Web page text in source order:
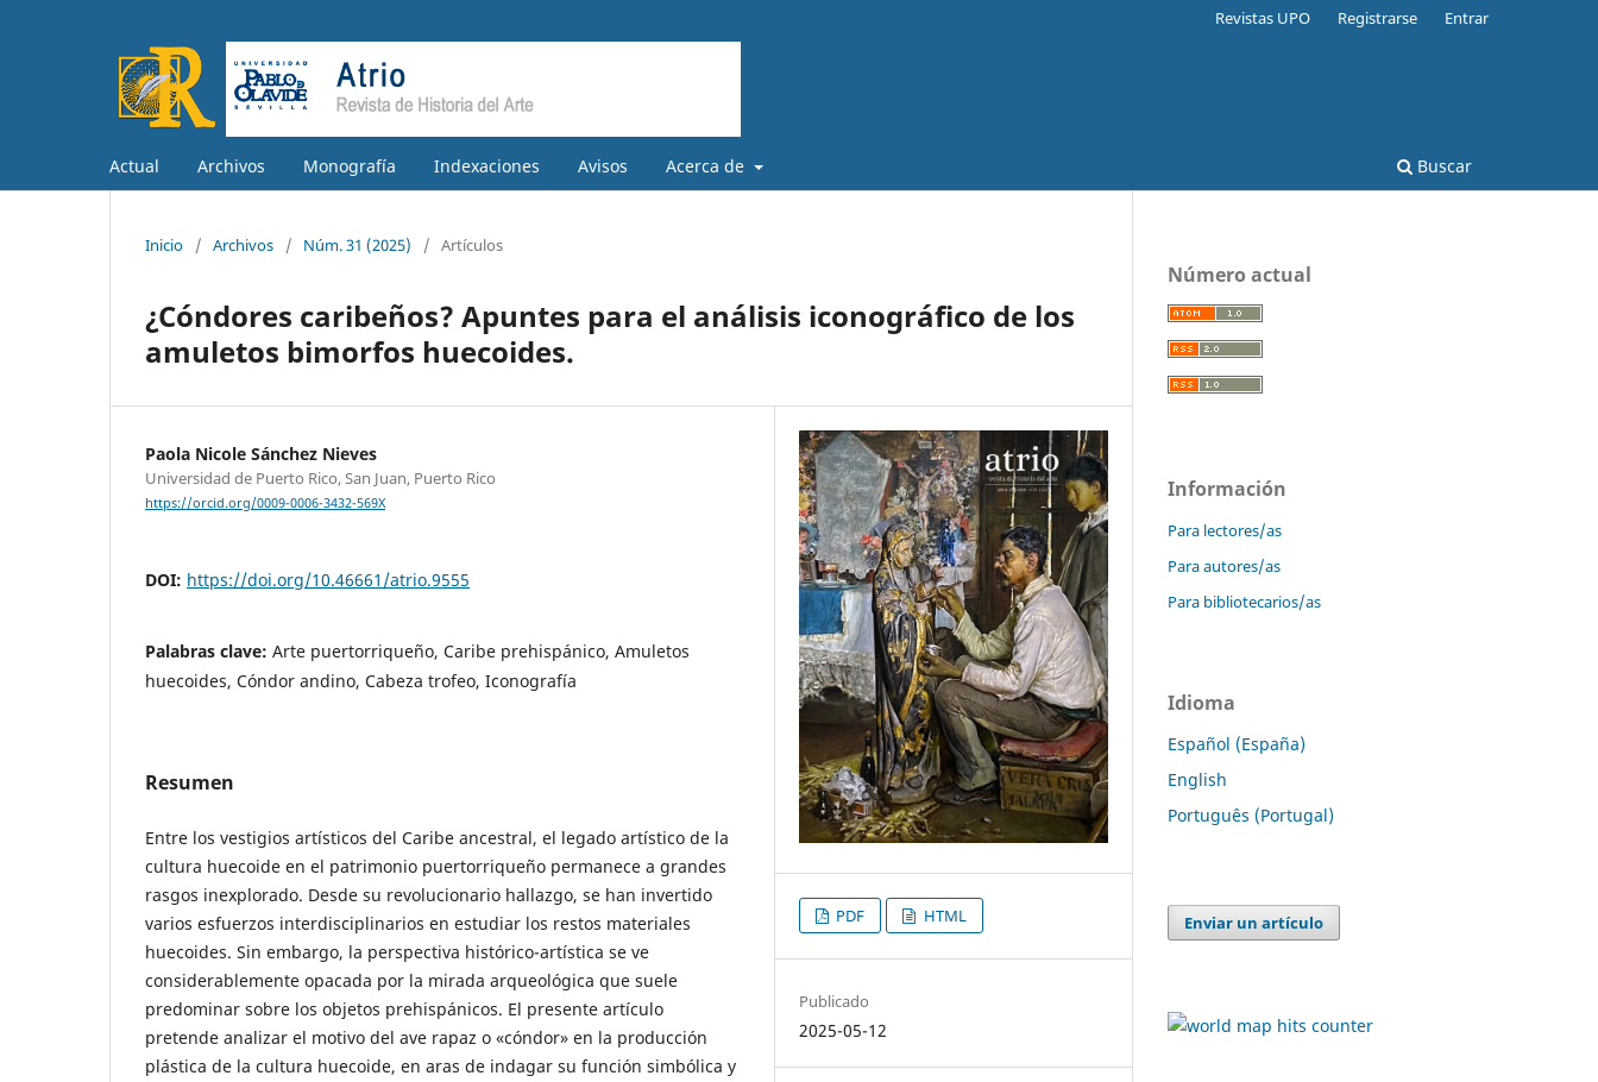
Actual Archivos Monografía Indexaciones Avisos Acerca de Buscar
Revistas UPO Registrarse Entrar
Inicio / Archivos / Núm. 31 (2025) / Artículos
¿Cóndores caribeños? Apuntes para el análisis iconográfico de los
amuletos bimorfos huecoides.
Paola Nicole Sánchez Nieves
Universidad de Puerto Rico, San Juan, Puerto Rico
https://orcid.org/0009-0006-3432-569X
DOI: https://doi.org/10.46661/atrio.9555
Palabras clave: Arte puertorriqueño, Caribe prehispánico, Amuletos
huecoides, Cóndor andino, Cabeza trofeo, Iconografía
Resumen
Entre los vestigios artísticos del Caribe ancestral, el legado artístico de la
cultura huecoide en el patrimonio puertorriqueño permanece a grandes
rasgos inexplorado. Desde su revolucionario hallazgo, se han invertido
varios esfuerzos interdisciplinarios en estudiar los restos materiales
huecoides. Sin embargo, la perspectiva histórico-artística se ve
considerablemente opacada por la mirada arqueológica que suele
predominar sobre los objetos prehispánicos. El presente artículo
pretende analizar el motivo del ave rapaz o «cóndor» en la producción
plástica de la cultura huecoide, en aras de indagar su función simbólica y
PDF HTML
Publicado
2025-05-12
Número actual
Información
Para lectores/as
Para autores/as
Para bibliotecarios/as
Idioma
Español (España)
English
Português (Portugal)
Enviar un artículo